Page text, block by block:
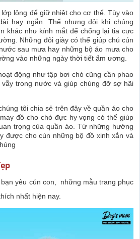
lông để giữ nhiệt cho cơ thể. Tùy vào
hay ngắn. Thế nhưng đôi khi chúng
khác như kính mắt để chống lại tia cực
Những đôi giày có thể giúp chú cún
sau mưa hay những bộ áo mưa cho
vào những ngày thời tiết ẩm ương.
động như tập bơi chó cũng cần phao
trong nước và giúp chúng đỡ sợ hãi
tôi chia sẻ trên đây về quần áo cho
đồ cho chó đực hy vọng có thể giúp
trọng của quần áo. Từ những hướng
được cho cún những bộ đồ xinh xắn và
yêu cún con, những mẫu trang phục
nhất hiện nay.